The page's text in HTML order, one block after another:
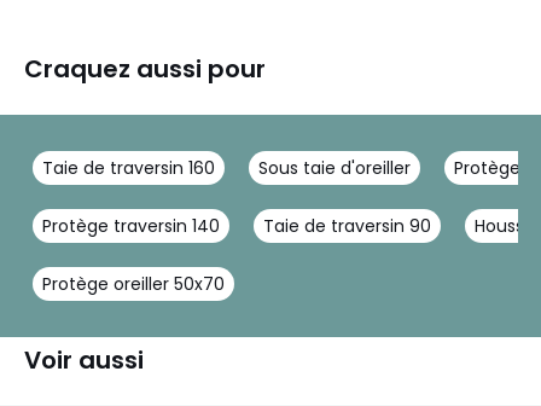
Craquez aussi pour
Taie de traversin 160 Sous taie d'oreiller Protège
Protège traversin 140 Taie de traversin 90
Protège oreiller 50x70
Voir aussi